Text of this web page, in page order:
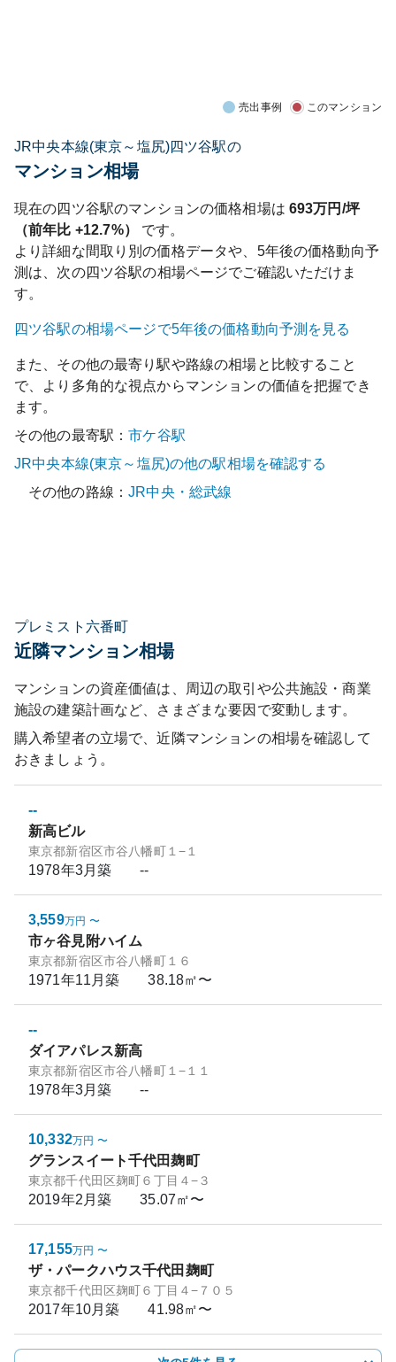
売出事例 このマンション
JR中央本線(東京～塩尻)四ツ谷駅の
マンション相場
現在の四ツ谷駅のマンションの価格相場は 693万円/坪
（前年比 +12.7%）
です。
より詳細な間取り別の価格データや、5年後の価格動向予
測は、次の四ツ谷駅の相場ページでご確認いただけま
す。
四ツ谷駅の相場ページで5年後の価格動向予測を見る
また、その他の最寄り駅や路線の相場と比較すること
で、より多角的な視点からマンションの価値を把握でき
ます。
その他の最寄駅：市ケ谷駅
JR中央本線(東京～塩尻)の他の駅相場を確認する
その他の路線：JR中央・総武線
プレミスト六番町
近隣マンション相場
マンションの資産価値は、周辺の取引や公共施設・商業
施設の建築計画など、さまざまな要因で変動します。
購入希望者の立場で、近隣マンションの相場を確認して
おきましょう。
--
新高ビル
東京都新宿区市谷八幡町１−１
1978年3月築 --
3,559万円 〜
市ヶ谷見附ハイム
東京都新宿区市谷八幡町１６
1971年11月築 38.18㎡〜
--
ダイアパレス新高
東京都新宿区市谷八幡町１−１１
1978年3月築 --
10,332万円 〜
グランスイート千代田麹町
東京都千代田区麹町６丁目４−３
2019年2月築 35.07㎡〜
17,155万円 〜
ザ・パークハウス千代田麹町
東京都千代田区麹町６丁目４−７０５
2017年10月築 41.98㎡〜